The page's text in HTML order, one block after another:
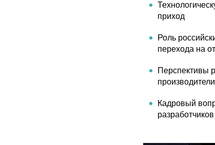
приход
Роль
перехода на
Перспективы
производители
Кадровый